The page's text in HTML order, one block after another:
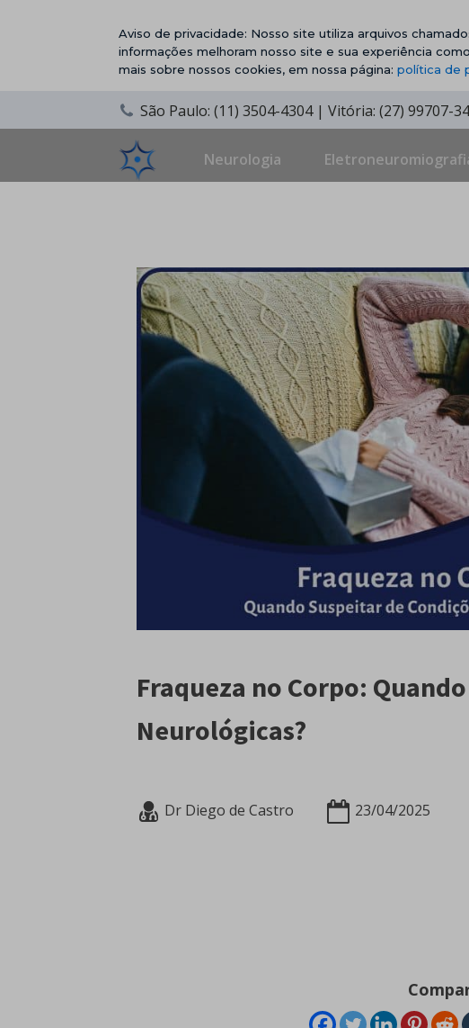
Aviso de privacidade: Nosso site utiliza arquivos
informações melhoram nosso site e sua experiência
mais sobre nossos cookies, em nossa página: política de
São Paulo: (11) 3504-4304 | Vitória: (27) 99707-
Neurologia
Fraqueza no Corpo:
Neurológicas?
Dr Diego de Castro 23/04/2025